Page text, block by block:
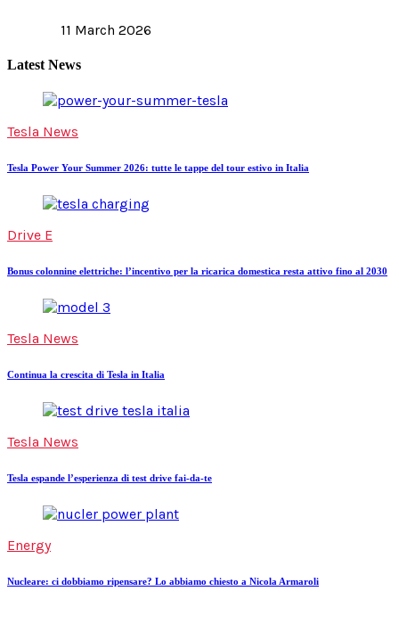
11 March 2026
Latest News
Tesla News
Tesla Power Your Summer 2026: tutte le tappe del tour estivo in Italia
Drive E
Bonus colonnine elettriche: l’incentivo per la ricarica domestica resta attivo fino al 2030
Tesla News
Continua la crescita di Tesla in Italia
Tesla News
Tesla espande l’esperienza di test drive fai-da-te
Energy
Nucleare: ci dobbiamo ripensare? Lo abbiamo chiesto a Nicola Armaroli